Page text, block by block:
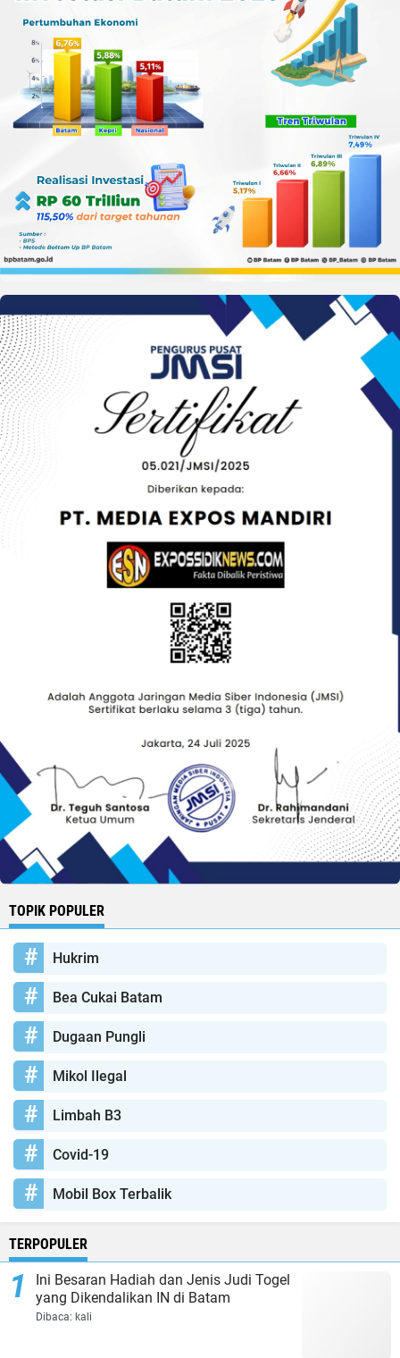
TOPIK POPULER
Hukrim
Bea Cukai Batam
Dugaan Pungli
Mikol Ilegal
Limbah B3
Covid-19
Mobil Box Terbalik
TERPOPULER
Ini Besaran Hadiah dan Jenis Judi Togel
yang Dikendalikan IN di Batam
Dibaca: kali